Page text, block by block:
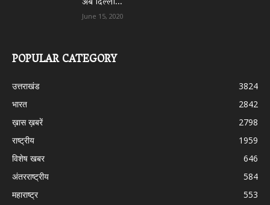
June 15, 2020
POPULAR CATEGORY
उत्तराखंड
3824
भारत
2842
ख़ास ख़बरें
2798
राष्ट्रीय
1959
विशेष खबर
646
अंतरराष्ट्रीय
584
महाराष्ट्र
553